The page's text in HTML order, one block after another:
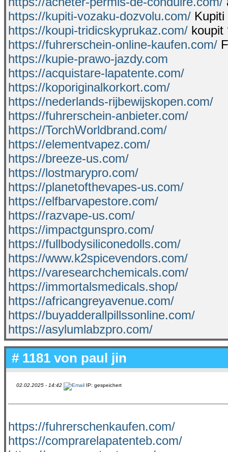
https://kupiti-vozaku-dozvolu.com/
https://koupi-tridicskyprukaz.com/ koupit
https://fuhrerschein-online-kaufen.com/
https://kupie-prawo-jazdy.com
https://acquistare-lapatente.com/
https://koporiginalkorkort.com/
https://nederlands-rijbewijskopen.com/
https://fuhrerschein-anbieter.com/
https://TorchWorldbrand.com/
https://elementvapez.com/
https://breeze-us.com/
https://lostmarypro.com/
https://planetofthevapes-us.com/
https://elfbarvapestore.com/
https://razvape-us.com/
https://impactgunspro.com/
https://fullbodysiliconedolls.com/
https://www.k2spicevendors.com/
https://varesearchchemicals.com/
https://immortalsmedicals.shop/
https://africangreyavenue.com/
https://buyadderallpillssonline.com/
https://asylumlabzpro.com/
# 1181 von paul jin
02.02.2025 - 14:42 IP: gespeichert
https://fuhrerschenkaufen.com/
https://comprarelapatenteb.com/